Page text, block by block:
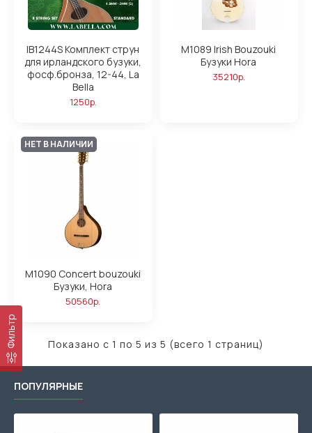
Фильтр
IB1244S Комплект струн
для ирландского бузуки,
фосф.бронза, 12-44, La
Bella
1250р.
M1089 Irish Bouzouki
Бузуки Hora
35210р.
НЕТ В НАЛИЧИИ
M1090 Concert bouzouki
Бузуки, Hora
50560р.
Показано с 1 по 5 из 5 (всего 1 страниц)
ПОПУЛЯРНЫЕ